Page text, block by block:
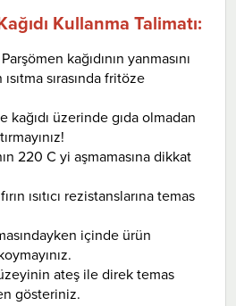
Kullanma Talimatı:
kağıdının yanmasını
sırasında fritöze
kağıdı üzerinde gıda olmadan
220 C yi aşmamasına dikkat
ısıtıcı rezistanslarına temas
içinde ürün
ateş ile direk temas
gösteriniz.